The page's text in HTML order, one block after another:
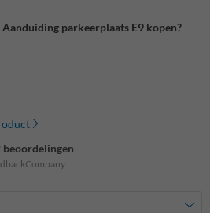
parkeerplaats E9 kopen?
beoordelingen